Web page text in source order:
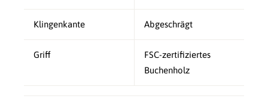
Klingenkante Abgeschrägt
Griff
FSC-zertifiziertes
Buchenholz